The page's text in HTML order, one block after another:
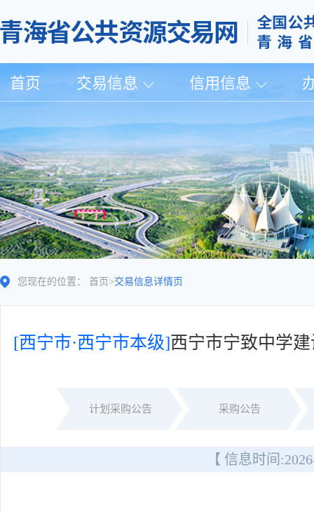
首页 交易信息 信用信息
您现在的位置： 首页 >交易信息详情页
[西宁市·西宁市本级]西宁市宁致中学
计划采购公告 采购公告
【 信息时间: